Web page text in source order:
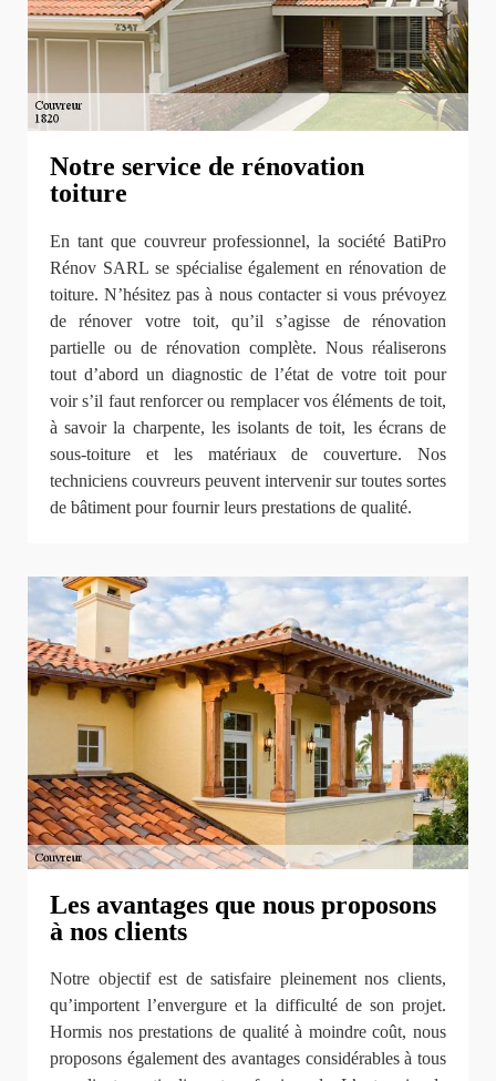
Notre service de rénovation
toiture
En tant que couvreur professionnel, la société BatiPro
Rénov SARL se spécialise également en rénovation de
toiture. N’hésitez pas à nous contacter si vous prévoyez
de rénover votre toit, qu’il s’agisse de rénovation
partielle ou de rénovation complète. Nous réaliserons
tout d’abord un diagnostic de l’état de votre toit pour
voir s’il faut renforcer ou remplacer vos éléments de toit,
à savoir la charpente, les isolants de toit, les écrans de
sous-toiture et les matériaux de couverture. Nos
techniciens couvreurs peuvent intervenir sur toutes sortes
de bâtiment pour fournir leurs prestations de qualité.
Les avantages que nous proposons
à nos clients
Notre objectif est de satisfaire pleinement nos clients,
qu’importent l’envergure et la difficulté de son projet.
Hormis nos prestations de qualité à moindre coût, nous
proposons également des avantages considérables à tous